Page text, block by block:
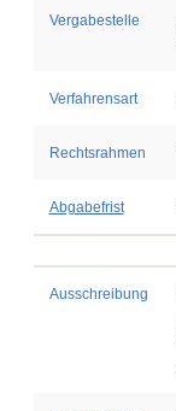
Vergabestelle
Verfahrensart
Rechtsrahmen
Abgabefrist
Ausschreibung